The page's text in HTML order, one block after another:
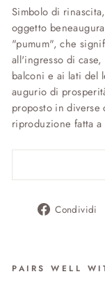
Simbolo di
oggetto
"pumum", che
all'ingresso di
balconi e ai lati del
augurio di
proposto in
riproduzione fatta
Condividi
PAIRS WELL